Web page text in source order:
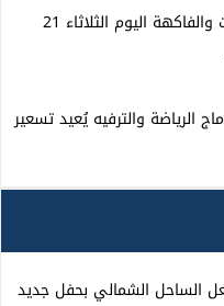
أسعار الخضروات والفاكهة اليوم الثلاثاء 21
الرياضة والترفيه يُعيد تسعير
الساحل الشمالي بحفل جديد